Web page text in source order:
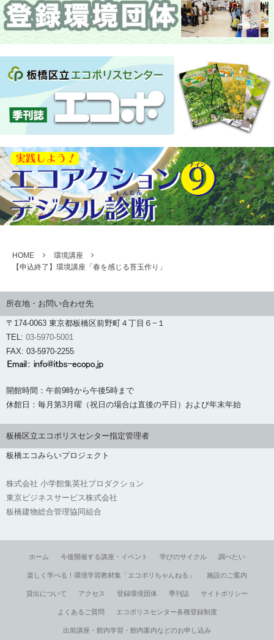
HOME
環境講座
【申込終了】環境講座「春を感じる苔玉作り」
所在地・お問い合わせ先
〒174-0063 東京都板橋区前野町４丁目６−１
TEL: 03-5970-5001
FAX: 03-5970-2255
開館時間：午前9時から午後5時まで
休館日：毎月第3月曜（祝日の場合は直後の平日）および年末年始
板橋区立エコポリスセンター指定管理者
板橋エコみらいプロジェクト
株式会社 小学館集英社プロダクション
東京ビジネスサービス株式会社
板橋建物総合管理協同組合
ホーム 今後開催する講座・イベント 学びのサイクル 調べたい
楽しく学べる！環境学習教材集「エコポリちゃんねる」 施設のご案内
貸出について アクセス 登録環境団体 季刊誌 サイトポリシー
よくあるご質問 エコポリスセンター各種登録制度
出前講座・館内学習・館内案内などのお申し込み